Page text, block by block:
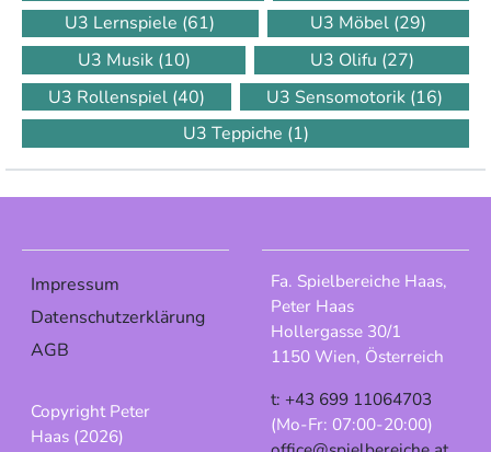
U3 Lernspiele (61) U3 Möbel (29)
U3 Musik (10) U3 Olifu (27)
U3 Rollenspiel (40) U3 Sensomotorik (16)
U3 Teppiche (1)
Impressum
Datenschutzerklärung
AGB
Copyright Peter
Haas (2026)
Fa. Spielbereiche Haas,
Peter Haas
Hollergasse 30/1
1150 Wien, Österreich
t: +43 699 11064703
(Mo-Fr: 07:00-20:00)